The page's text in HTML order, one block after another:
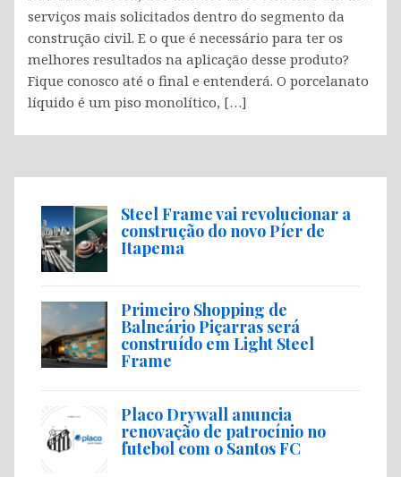
serviços mais solicitados dentro do segmento da
construção civil. E o que é necessário para ter os
melhores resultados na aplicação desse produto?
Fique conosco até o final e entenderá. O porcelanato
líquido é um piso monolítico, […]
Steel Frame vai revolucionar a
construção do novo Píer de
Itapema
Primeiro Shopping de
Balneário Piçarras será
construído em Light Steel
Frame
Placo Drywall anuncia
renovação de patrocínio no
futebol com o Santos FC